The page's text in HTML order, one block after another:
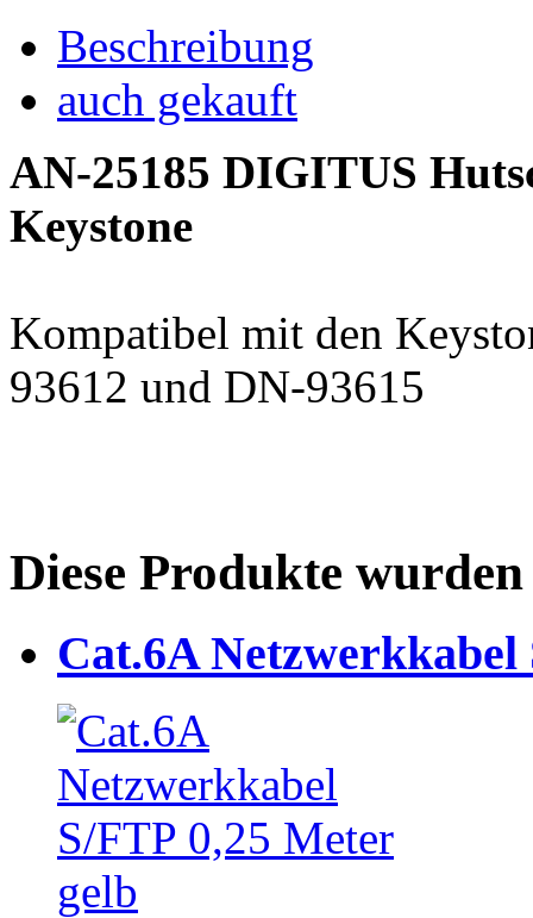
Beschreibung
auch gekauft
AN-25185 DIGITUS
Keystone
Kompatibel mit den
93612 und DN-93615
Diese Produkte
Cat.6A Netzwerkkabel